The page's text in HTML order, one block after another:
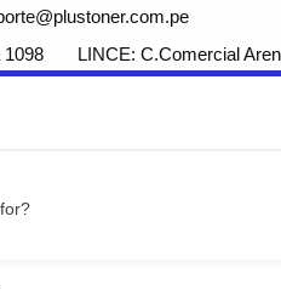
1098 LINCE: C.Comercial